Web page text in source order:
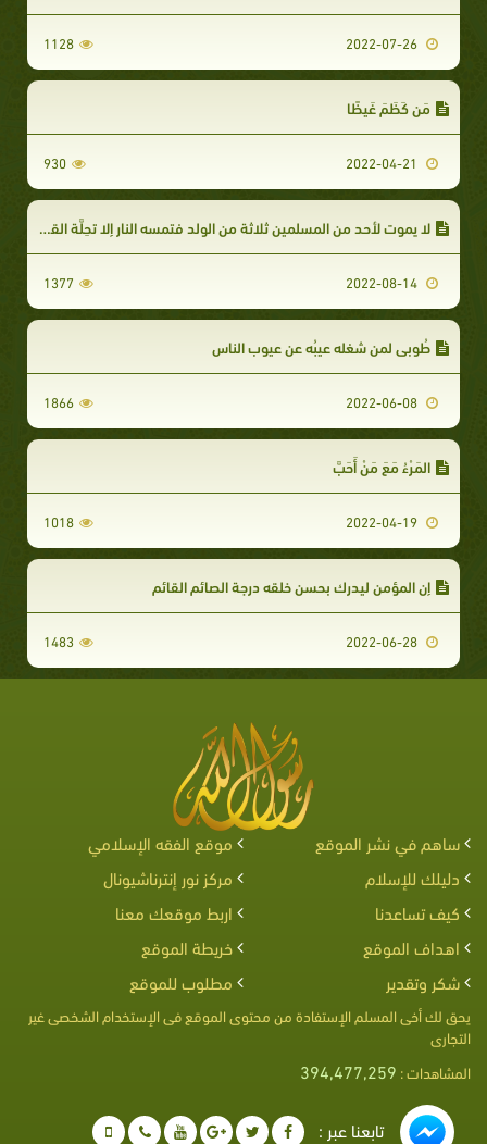
1128
مَن كَظَمَ غَيظًا
930
لا يموت لأحد من المسلمين ثلاثة من الولد فتمسه النار إلا تحِلَّة القسم
1377
طُوبى لمن شغله عيبُه عن عيوب الناس
1866
المَرْءُ مَعَ مَنْ أَحَبَّ
1018
إن المؤمن ليدرك بحسن خلقه درجة الصائم القائم
1483
ساهم في نشر الموقع
موقع الفقه الإسلامي
دليلك للإسلام
مركز نور إنترناشيونال
كيف تساعدنا
اربط موقعك معنا
اهداف الموقع
خريطة الموقع
شكر وتقدير
مطلوب للموقع
يحق لك أخى المسلم الإستفادة من محتوى الموقع فى الإستخدام الشخصى غير
التجارى
المشاهدات : 394,477,259
تابعنا عبر :